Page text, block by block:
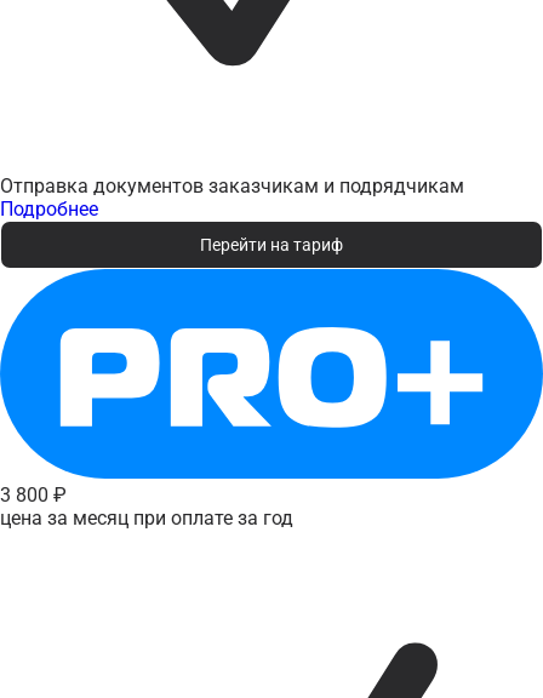
Отправка документов заказчикам и подрядчикам
Подробнее
Перейти на тариф
3 800 ₽
цена за месяц при оплате за год